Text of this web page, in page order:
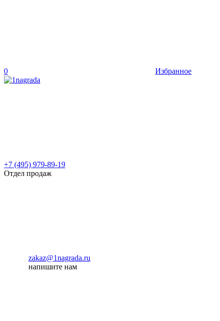
0 Избранное
+7 (495) 979-89-19
Отдел продаж
zakaz@1nagrada.ru
напишите нам